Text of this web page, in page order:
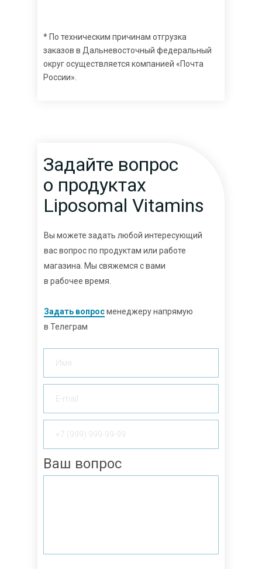
* По техническим причинам отгрузка
заказов в Дальневосточный федеральный
округ осуществляется компанией «Почта
России».
Задайте вопрос
о продуктах
Liposomal Vitamins
Ваш вопрос
Вы можете задать любой интересующий
вас вопрос по продуктам или работе
магазина. Мы свяжемся с вами
в рабочее время.
Задать вопросменеджеру напрямую
в Телеграм